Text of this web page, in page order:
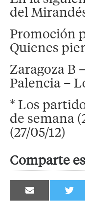
del
Promoción
Quienes
Zaragoza B
Palencia –
* Los
de semana
(27/05/12)
Comparte
Compartir
en en